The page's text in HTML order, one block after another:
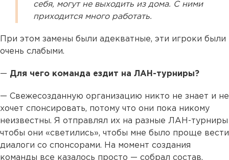
себя, могут не выходить из дома. С ними
приходится много работать.
При этом замены были адекватные, эти игроки были
очень слабыми.
— Для чего команда ездит на ЛАН-турниры?
— Свежесозданную организацию никто не знает и не
хочет спонсировать, потому что они пока никому
неизвестны. Я отправлял их на разные ЛАН-турниры
чтобы они «светились», чтобы мне было проще вести
диалоги со спонсорами. На момент создания
команды все казалось просто — собрал состав,